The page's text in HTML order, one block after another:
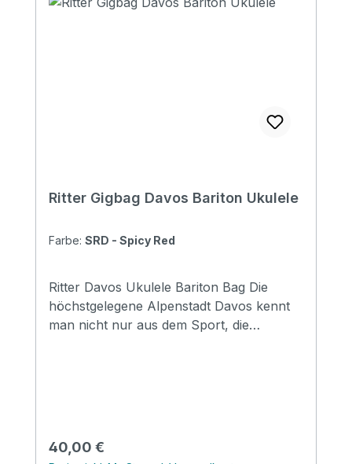
Ritter Gigbag Davos Bariton Ukulele
Farbe: SRD - Spicy Red
Ritter Davos Ukulele Bariton Bag Die
höchstgelegene Alpenstadt Davos kennt
man nicht nur aus dem Sport, die
Lagerung. Taschen in Davoser Qualität
sind für den Alltag bei leichter bis mittlerer
Regulärer Preis:
40,00 €